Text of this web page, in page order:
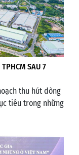
SAU 7
thu hút dòng
tiêu trong những